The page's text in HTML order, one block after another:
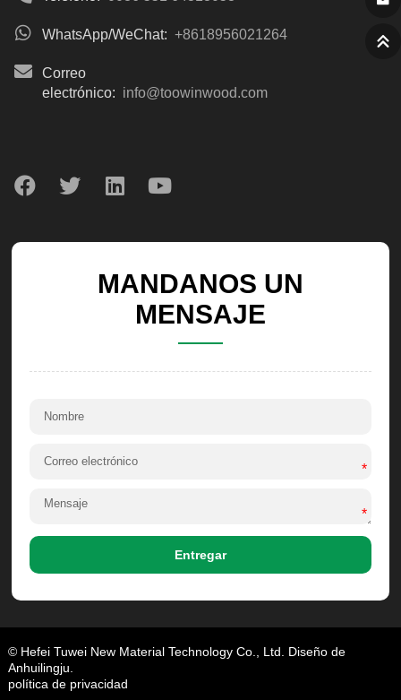
WhatsApp/WeChat: +8618956021264
Correo
electrónico: info@toowinwood.com
MANDANOS UN
MENSAJE
*
*
Entregar
© Hefei Tuwei New Material Technology Co., Ltd. Diseño de
Anhuilingju.
política de privacidad